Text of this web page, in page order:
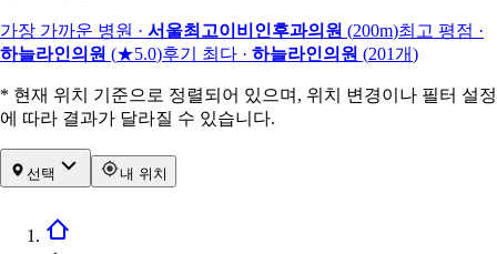
가장 가까운 병원 · 서울최고이비인후과의원 (200m)최고 평점 ·
하늘라인의원 (★5.0)후기 최다 · 하늘라인의원 (201개)
* 현재 위치 기준으로 정렬되어 있으며, 위치 변경이나 필터 설정
에 따라 결과가 달라질 수 있습니다.
선택 내 위치